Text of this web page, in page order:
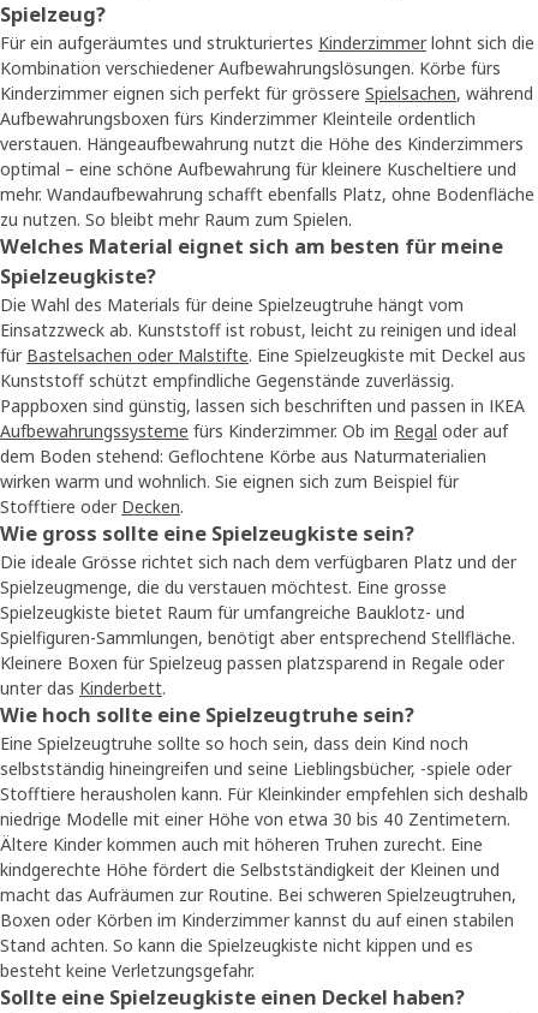
Spielzeug?
Für ein aufgeräumtes und strukturiertes Kinderzimmer lohnt sich die
Kombination verschiedener Aufbewahrungslösungen. Körbe fürs
Kinderzimmer eignen sich perfekt für grössere Spielsachen, während
Aufbewahrungsboxen fürs Kinderzimmer Kleinteile ordentlich
verstauen. Hängeaufbewahrung nutzt die Höhe des Kinderzimmers
optimal – eine schöne Aufbewahrung für kleinere Kuscheltiere und
mehr. Wandaufbewahrung schafft ebenfalls Platz, ohne Bodenfläche
zu nutzen. So bleibt mehr Raum zum Spielen.
Welches Material eignet sich am besten für meine
Spielzeugkiste?
Die Wahl des Materials für deine Spielzeugtruhe hängt vom
Einsatzzweck ab. Kunststoff ist robust, leicht zu reinigen und ideal
für Bastelsachen oder Malstifte. Eine Spielzeugkiste mit Deckel aus
Kunststoff schützt empfindliche Gegenstände zuverlässig.
Pappboxen sind günstig, lassen sich beschriften und passen in IKEA
Aufbewahrungssysteme fürs Kinderzimmer. Ob im Regal oder auf
dem Boden stehend: Geflochtene Körbe aus Naturmaterialien
wirken warm und wohnlich. Sie eignen sich zum Beispiel für
Stofftiere oder Decken.
Wie gross sollte eine Spielzeugkiste sein?
Die ideale Grösse richtet sich nach dem verfügbaren Platz und der
Spielzeugmenge, die du verstauen möchtest. Eine grosse
Spielzeugkiste bietet Raum für umfangreiche Bauklotz- und
Spielfiguren-Sammlungen, benötigt aber entsprechend Stellfläche.
Kleinere Boxen für Spielzeug passen platzsparend in Regale oder
unter das Kinderbett.
Wie hoch sollte eine Spielzeugtruhe sein?
Eine Spielzeugtruhe sollte so hoch sein, dass dein Kind noch
selbstständig hineingreifen und seine Lieblingsbücher, -spiele oder
Stofftiere herausholen kann. Für Kleinkinder empfehlen sich deshalb
niedrige Modelle mit einer Höhe von etwa 30 bis 40 Zentimetern.
Ältere Kinder kommen auch mit höheren Truhen zurecht. Eine
kindgerechte Höhe fördert die Selbstständigkeit der Kleinen und
macht das Aufräumen zur Routine. Bei schweren Spielzeugtruhen,
Boxen oder Körben im Kinderzimmer kannst du auf einen stabilen
Stand achten. So kann die Spielzeugkiste nicht kippen und es
besteht keine Verletzungsgefahr.
Sollte eine Spielzeugkiste einen Deckel haben?